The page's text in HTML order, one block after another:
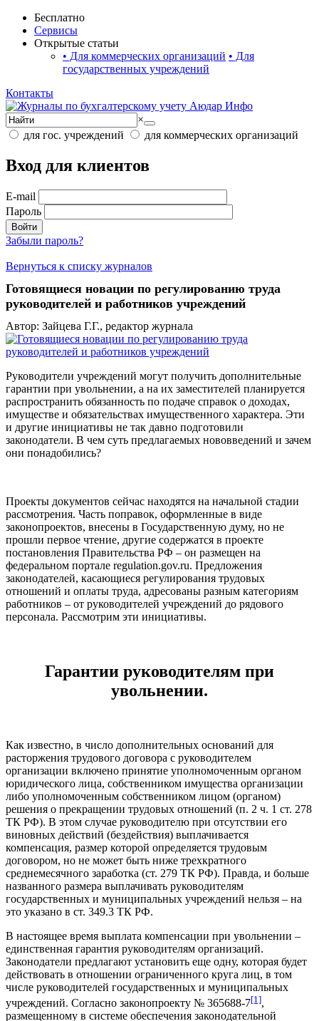
Бесплатно
Сервисы
Открытые статьи
• Для коммерческих организаций • Для
государственных учреждений
Контакты
×
для гос. учреждений
для коммерческих организаций
Вход для клиентов
E-mail
Пароль
Войти
Забыли пароль?
Вернуться к списку журналов
Готовящиеся новации по регулированию труда
руководителей и работников учреждений
Автор: Зайцева Г.Г., редактор журнала
Руководители учреждений могут получить дополнительные
гарантии при увольнении, а на их заместителей планируется
распространить обязанность по подаче справок о доходах,
имуществе и обязательствах имущественного характера. Эти
и другие инициативы не так давно подготовили
законодатели. В чем суть предлагаемых нововведений и зачем
они понадобились?
Проекты документов сейчас находятся на начальной стадии
рассмотрения. Часть поправок, оформленные в виде
законопроектов, внесены в Государственную думу, но не
прошли первое чтение, другие содержатся в проекте
постановления Правительства РФ – он размещен на
федеральном портале regulation.gov.ru. Предложения
законодателей, касающиеся регулирования трудовых
отношений и оплаты труда, адресованы разным категориям
работников – от руководителей учреждений до рядового
персонала. Рассмотрим эти инициативы.
Гарантии руководителям при
увольнении.
Как известно, в число дополнительных оснований для
расторжения трудового договора с руководителем
организации включено принятие уполномоченным органом
юридического лица, собственником имущества организации
либо уполномоченным собственником лицом (органом)
решения о прекращении трудовых отношений (п. 2 ч. 1 ст. 278
ТК РФ). В этом случае руководителю при отсутствии его
виновных действий (бездействия) выплачивается
компенсация, размер которой определяется трудовым
договором, но не может быть ниже трехкратного
среднемесячного заработка (ст. 279 ТК РФ). Правда, и больше
названного размера выплачивать руководителям
государственных и муниципальных учреждений нельзя – на
это указано в ст. 349.3 ТК РФ.
В настоящее время выплата компенсации при увольнении –
единственная гарантия руководителям организаций.
Законодатели предлагают установить еще одну, которая будет
действовать в отношении ограниченного круга лиц, в том
числе руководителей государственных и муниципальных
учреждений. Согласно законопроекту № 365688-7[1],
размещенному в системе обеспечения законодательной